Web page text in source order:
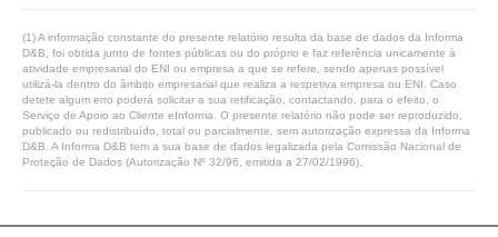
(1) A informação constante do presente relatório resulta da base de dados da Informa
D&B, foi obtida junto de fontes públicas ou do próprio e faz referência unicamente à
atividade empresarial do ENI ou empresa a que se refere, sendo apenas possível
utilizá-la dentro do âmbito empresarial que realiza a respetiva empresa ou ENI. Caso
detete algum erro poderá solicitar a sua retificação, contactando, para o efeito, o
Serviço de Apoio ao Cliente eInforma. O presente relatório não pode ser reproduzido,
publicado ou redistribuído, total ou parcialmente, sem autorização expressa da Informa
D&B. A Informa D&B tem a sua base de dados legalizada pela Comissão Nacional de
Proteção de Dados (Autorização Nº 32/96, emitida a 27/02/1996).